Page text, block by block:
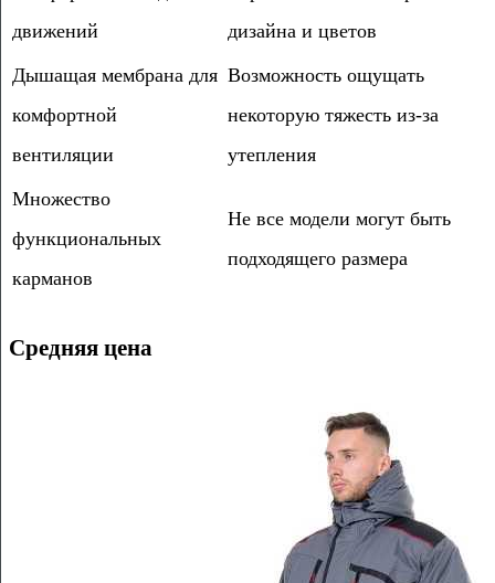
движений
дизайна и цветов
Дышащая мембрана для
комфортной
вентиляции
Возможность ощущать
некоторую тяжесть из-за
утепления
Множество
функциональных
карманов
Не все модели могут быть
подходящего размера
Средняя цена